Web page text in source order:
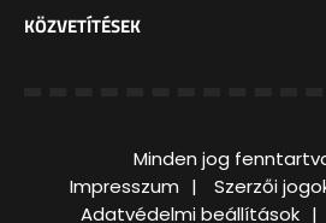
KÖZVETÍTÉSEK
Minden jog
Impresszum
Szerzői
Adatvédelmi beállítások